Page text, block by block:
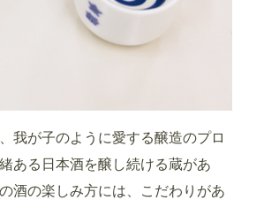
我が子のように愛する醸造のプロ
ある日本酒を醸し続ける蔵があ
酒の楽しみ方には、こだわりがあ